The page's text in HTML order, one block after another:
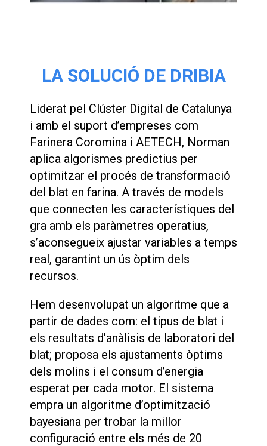
LA SOLUCIÓ DE DRIBIA
Liderat pel Clúster Digital de Catalunya
i amb el suport d’empreses com
Farinera Coromina i AETECH, Norman
aplica algorismes predictius per
optimitzar el procés de transformació
del blat en farina. A través de models
que connecten les característiques del
gra amb els paràmetres operatius,
s’aconsegueix ajustar variables a temps
real, garantint un ús òptim dels
recursos.
Hem desenvolupat un algoritme que a
partir de dades com: el tipus de blat i
els resultats d’anàlisis de laboratori del
blat; proposa els ajustaments òptims
dels molins i el consum d’energia
esperat per cada motor. El sistema
empra un algoritme d’optimització
bayesiana per trobar la millor
configuració entre els més de 20